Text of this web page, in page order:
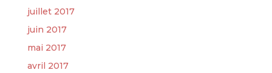
juillet 2017
juin 2017
mai 2017
avril 2017